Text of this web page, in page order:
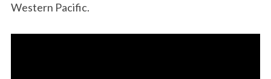
Western Pacific.